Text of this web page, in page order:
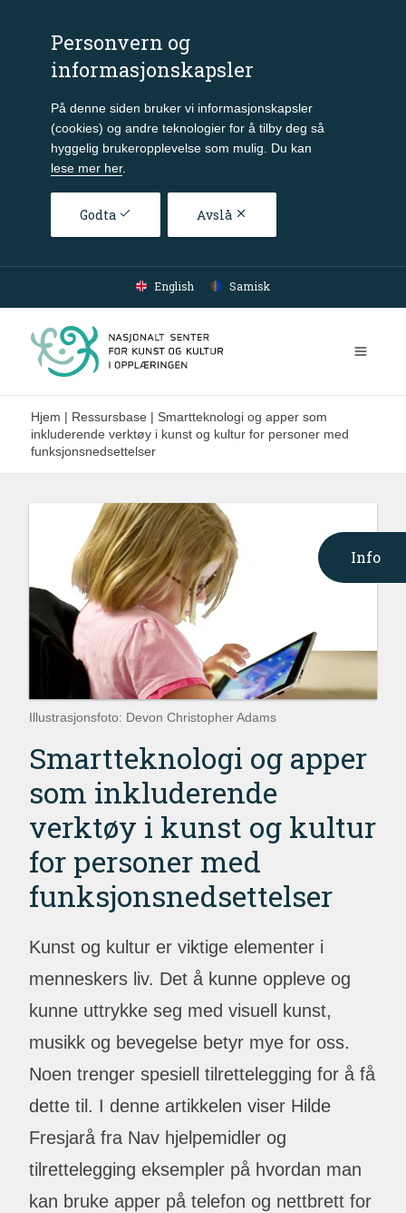
Personvern og
informasjonskapsler
På denne siden bruker vi informasjonskapsler
(cookies) og andre teknologier for å tilby deg så
hyggelig brukeropplevelse som mulig. Du kan
lese mer her.
Godta Avslå
Gå til hovedinnhold
English Samisk
Hjem | Ressursbase | Smartteknologi og apper som
inkluderende verktøy i kunst og kultur for personer med
funksjonsnedsettelser
Info
Illustrasjonsfoto: Devon Christopher Adams
Smartteknologi og apper
som inkluderende
verktøy i kunst og kultur
for personer med
funksjonsnedsettelser
Kunst og kultur er viktige elementer i
menneskers liv. Det å kunne oppleve og
kunne uttrykke seg med visuell kunst,
musikk og bevegelse betyr mye for oss.
Noen trenger spesiell tilrettelegging for å få
dette til. I denne artikkelen viser Hilde
Fresjarå fra Nav hjelpemidler og
tilrettelegging eksempler på hvordan man
kan bruke apper på telefon og nettbrett for